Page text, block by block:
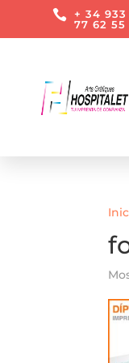
 + 34 933
77 62 55